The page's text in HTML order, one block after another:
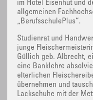
im Hotel Eisenhut und
allgemeinen
„BerufsschulePlus“.
Studienrat und
junge
Güllich geb. Albrecht,
eine Banklehre
elterlichen
übernehmen und
Lackschuhe mit der